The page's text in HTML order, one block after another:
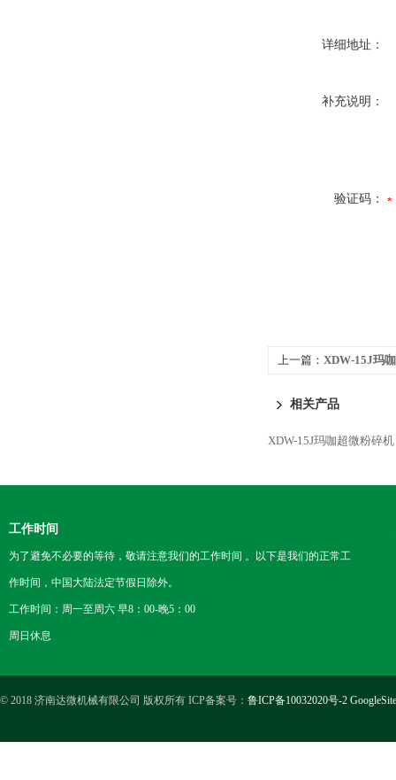
详细地址：
补充说明：
验证码：
上一篇： XDW-15J玛
相关产品
XDW-15J玛咖超微粉碎机
工作时间
为了避免不必要的等待，敬请注意我们的工作时间 。以下是我们的正常工
作时间，中国大陆法定节假日除外。
工作时间：周一至周六 早8：00-晚5：00
周日休息
© 2018 济南达微机械有限公司 版权所有 ICP备案号： 鲁ICP备10032020号-2